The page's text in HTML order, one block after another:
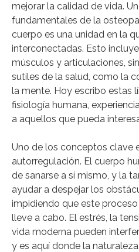
mejorar la calidad de vida.
fundamentales de la
cuerpo es una unidad en la
interconectadas. Esto
músculos y articulaciones,
sutiles de la salud, como la
la mente. Hoy escribo estas
fisiología humana,
a aquellos que pueda
Uno de los conceptos clave
autorregulación. El cuerpo
de sanarse a sí mismo, y la
ayudar a despejar los
impidiendo que este
lleve a cabo. El estrés, la
vida moderna pueden
y es aquí donde la